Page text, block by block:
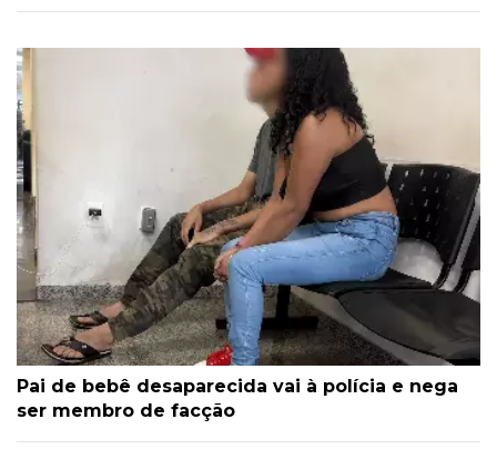
Pai de bebê desaparecida vai à polícia e nega
ser membro de facção